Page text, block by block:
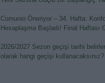
Comunio Öneriyor – 34. Hafta:
Hesaplaşma Başladı! Final Haftası
2026/2027 Sezon geçişi tarihi
olarak hangi geçişi kullanacaksınız?